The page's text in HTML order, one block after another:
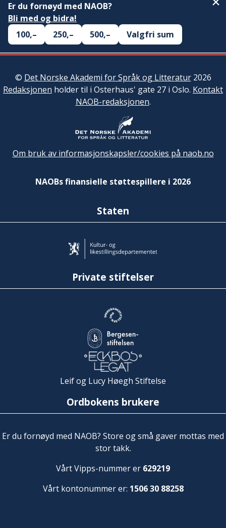
Er du fornøyd med NAOB?
Bli med og bidra!
100,–
250,– 500,– Valgfri sum
© Det Norske Akademi for Språk og Litteratur2026
Redaksjonen holder til i Osterhaus' gate 27 i Oslo. Kontakt
NAOB-redaksjonen.
Om bruk av informasjonskapsler/cookies på naob.no
NAOBs finansielle støttespillere i 2026
Staten
Private stiftelser
Leif og Lucy Høegh Stiftelse
Ordbokens brukere
Er du fornøyd med NAOB? Store og små gaver mottas med
stor takk.
Vårt Vipps-nummer er 629219
Vårt kontonummer er: 1506 30 88258